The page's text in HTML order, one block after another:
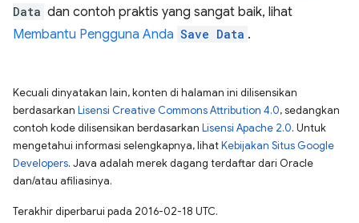
Data dan contoh praktis yang sangat baik, lihat
Membantu Pengguna Anda Save Data .
Kecuali dinyatakan lain, konten di halaman ini dilisensikan
berdasarkan Lisensi Creative Commons Attribution 4.0, sedangkan
contoh kode dilisensikan berdasarkan Lisensi Apache 2.0. Untuk
mengetahui informasi selengkapnya, lihatKebijakan Situs Google
Developers. Java adalah merek dagang terdaftar dari Oracle
dan/atau afiliasinya.
Terakhir diperbarui pada 2016-02-18 UTC.